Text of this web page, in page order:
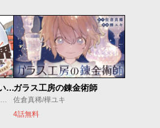
放課後異世界ふたり旅 ～いらない勇者ひきとります～
海法紀光/藍田鳴/モンスターラウンジ
ガラス工房の錬金術師
佐倉真稀/樺ユキ
4話無料